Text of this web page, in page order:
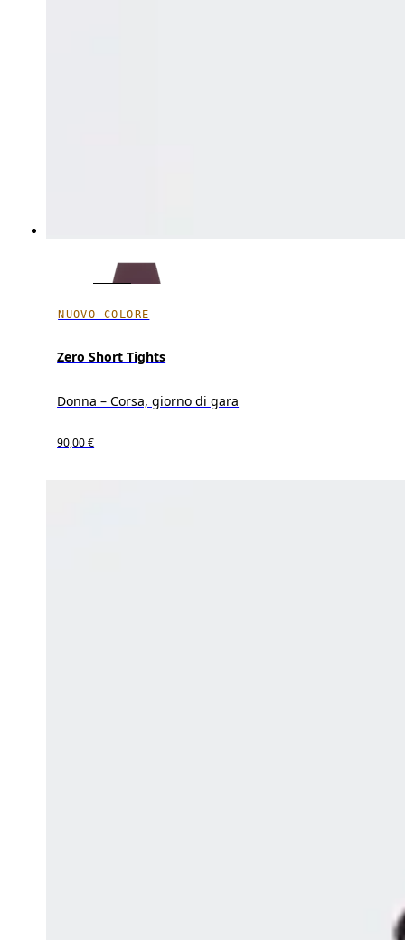
NUOVO COLORE
Zero Short Tights
Donna – Corsa, giorno di gara
90,00 €